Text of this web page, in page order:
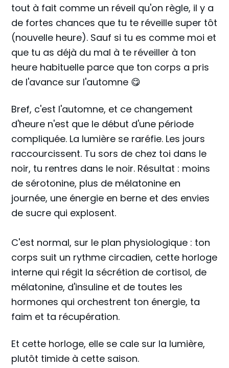
tout à fait comme un réveil qu'on règle, il y a
de fortes chances que tu te réveille super tôt
(nouvelle heure). Sauf si tu es comme moi et
que tu as déjà du mal à te réveiller à ton
heure habituelle parce que ton corps a pris
de l'avance sur l'automne 😋
Bref, c'est l'automne, et ce changement
d'heure n'est que le début d'une période
compliquée. La lumière se raréfie. Les jours
raccourcissent. Tu sors de chez toi dans le
noir, tu rentres dans le noir. Résultat : moins
de sérotonine, plus de mélatonine en
journée, une énergie en berne et des envies
de sucre qui explosent.
C'est normal, sur le plan physiologique : ton
corps suit un rythme circadien, cette horloge
interne qui régit la sécrétion de cortisol, de
mélatonine, d'insuline et de toutes les
hormones qui orchestrent ton énergie, ta
faim et ta récupération.
Et cette horloge, elle se cale sur la lumière,
plutôt timide à cette saison.